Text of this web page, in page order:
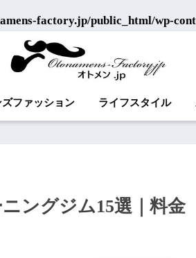
factory.jp/public_html/wp-
ズファッション ライフスタイル
ングジム15選｜料金